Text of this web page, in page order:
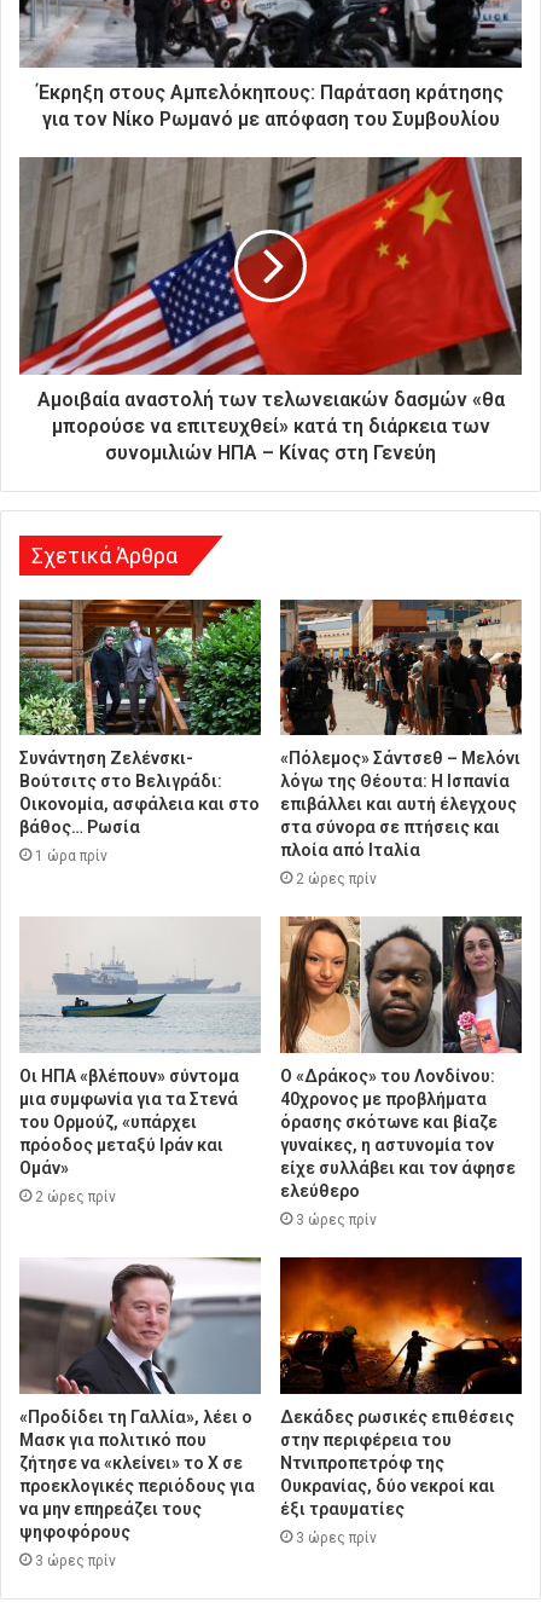
ε
κ
τ
ε
σ
Έκρηξη στους Αμπελόκηπους: Παράταση κράτησης
για τον Νίκο Ρωμανό με απόφαση του Συμβουλίου
Αμοιβαία αναστολή των τελωνειακών δασμών «θα
μπορούσε να επιτευχθεί» κατά τη διάρκεια των
συνομιλιών HΠΑ – Κίνας στη Γενεύη
Σχετικά Άρθρα
Συνάντηση Ζελένσκι-
Βούτσιτς στο Βελιγράδι:
Οικονομία, ασφάλεια και στο
βάθος… Ρωσία
1 ώρα πρίν
«Πόλεμος» Σάντσεθ – Μελόνι
λόγω της Θέουτα: Η Ισπανία
επιβάλλει και αυτή έλεγχους
στα σύνορα σε πτήσεις και
πλοία από Ιταλία
2 ώρες πρίν
Οι ΗΠΑ «βλέπουν» σύντομα
μια συμφωνία για τα Στενά
του Ορμούζ, «υπάρχει
πρόοδος μεταξύ Ιράν και
Ομάν»
2 ώρες πρίν
Ο «Δράκος» του Λονδίνου:
40χρονος με προβλήματα
όρασης σκότωνε και βίαζε
γυναίκες, η αστυνομία τον
είχε συλλάβει και τον άφησε
ελεύθερο
3 ώρες πρίν
«Προδίδει τη Γαλλία», λέει ο
Μασκ για πολιτικό που
ζήτησε να «κλείνει» το X σε
προεκλογικές περιόδους για
να μην επηρεάζει τους
ψηφοφόρους
3 ώρες πρίν
Δεκάδες ρωσικές επιθέσεις
στην περιφέρεια του
Ντνιπροπετρόφ της
Ουκρανίας, δύο νεκροί και
έξι τραυματίες
3 ώρες πρίν